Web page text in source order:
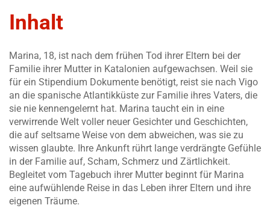
Inhalt
Marina, 18, ist nach dem frühen Tod ihrer Eltern bei der
Familie ihrer Mutter in Katalonien aufgewachsen. Weil sie
für ein Stipendium Dokumente benötigt, reist sie nach Vigo
an die spanische Atlantikküste zur Familie ihres Vaters, die
sie nie kennengelernt hat. Marina taucht ein in eine
verwirrende Welt voller neuer Gesichter und Geschichten,
die auf seltsame Weise von dem abweichen, was sie zu
wissen glaubte. Ihre Ankunft rührt lange verdrängte Gefühle
in der Familie auf, Scham, Schmerz und Zärtlichkeit.
Begleitet vom Tagebuch ihrer Mutter beginnt für Marina
eine aufwühlende Reise in das Leben ihrer Eltern und ihre
eigenen Träume.